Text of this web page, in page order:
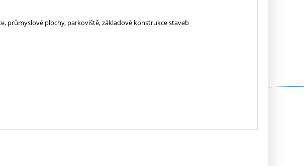
průmyslové plochy, parkoviště, základové konstrukce staveb